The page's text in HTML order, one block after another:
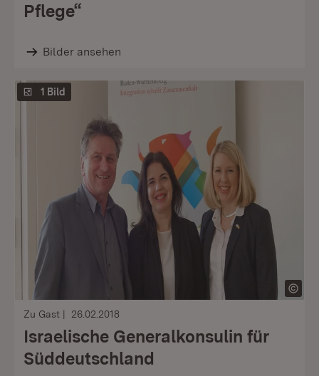
Pflege“
Bilder ansehen
1 Bild
Zu Gast 26.02.2018
Israelische Generalkonsulin für
Süddeutschland